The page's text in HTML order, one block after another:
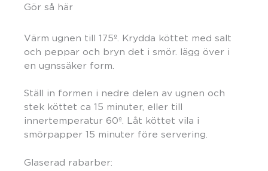
Gör så här
Värm ugnen till 175º. Krydda köttet med salt
och peppar och bryn det i smör. lägg över i
en ugnssäker form.
Ställ in formen i nedre delen av ugnen och
stek köttet ca 15 minuter, eller till
innertemperatur 60º. Låt köttet vila i
smörpapper 15 minuter före servering.
Glaserad rabarber: